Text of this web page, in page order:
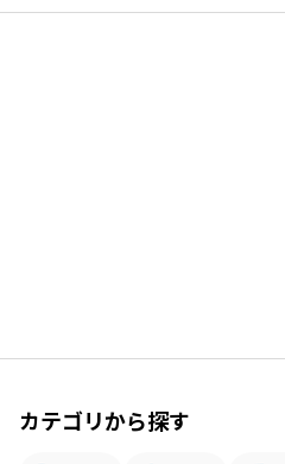
カテゴリから探す